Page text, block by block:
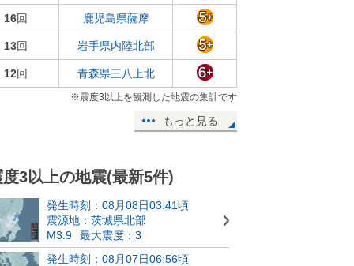
16回 鹿児島県薩摩
13回 岩手県内陸北部
12回 青森県三八上北
※震度3以上を観測した地震の集計です
もっと見る
度3以上の地震(最新5件)
発生時刻：08月08日03:41頃
震源地：茨城県北部
M3.9
最大震度：3
発生時刻：08月07日06:56頃